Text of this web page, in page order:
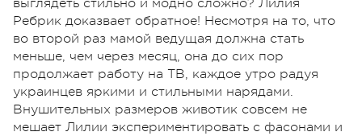
выглядеть стильно и модно сложно? Лилия
Ребрик доказвает обратное! Несмотря на то, что
во второй раз мамой ведущая должна стать
меньше, чем через месяц, она до сих пор
продолжает работу на ТВ, каждое утро радуя
украинцев яркими и стильными нарядами.
Внушительных размеров животик совсем не
мешает Лилии экспериментировать с фасонами и